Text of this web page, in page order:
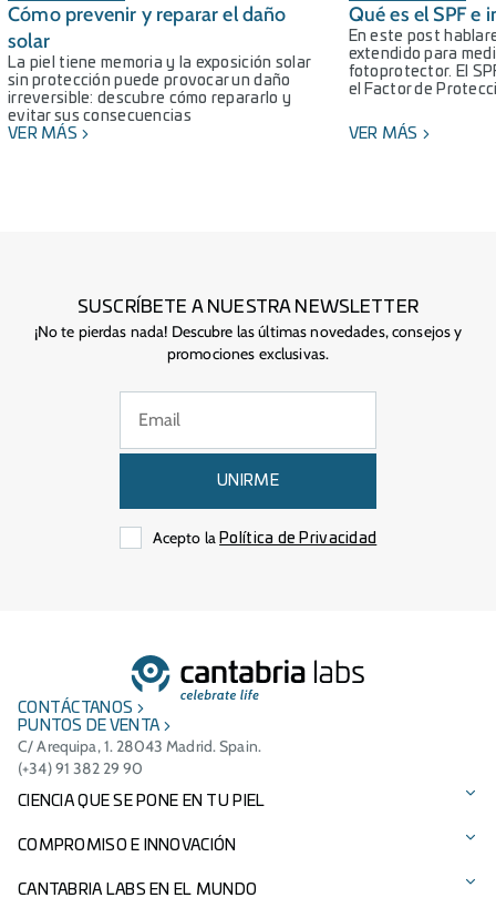
Cómo prevenir y reparar el daño
solar
La piel tiene memoria y la exposición solar
sin protección puede provocar un daño
irreversible: descubre cómo repararlo y
evitar sus consecuencias
VER MÁS
Qué es el SPF e
En este post
extendido para
fotoprotector. El
el Factor de
VER MÁS
SUSCRÍBETE A NUESTRA NEWSLETTER
¡No te pierdas nada! Descubre las últimas novedades, consejos y
promociones exclusivas.
UNIRME
Acepto laPolítica de Privacidad
CONTÁCTANOS
PUNTOS DE VENTA
C/ Arequipa, 1. 28043 Madrid. Spain.
(+34) 91 382 29 90
CIENCIA QUE SE PONE EN TU PIEL
Protección solar
Cuidado facial
COMPROMISO E INNOVACIÓN
Tecnologías patentadas
CANTABRIA LABS EN EL MUNDO